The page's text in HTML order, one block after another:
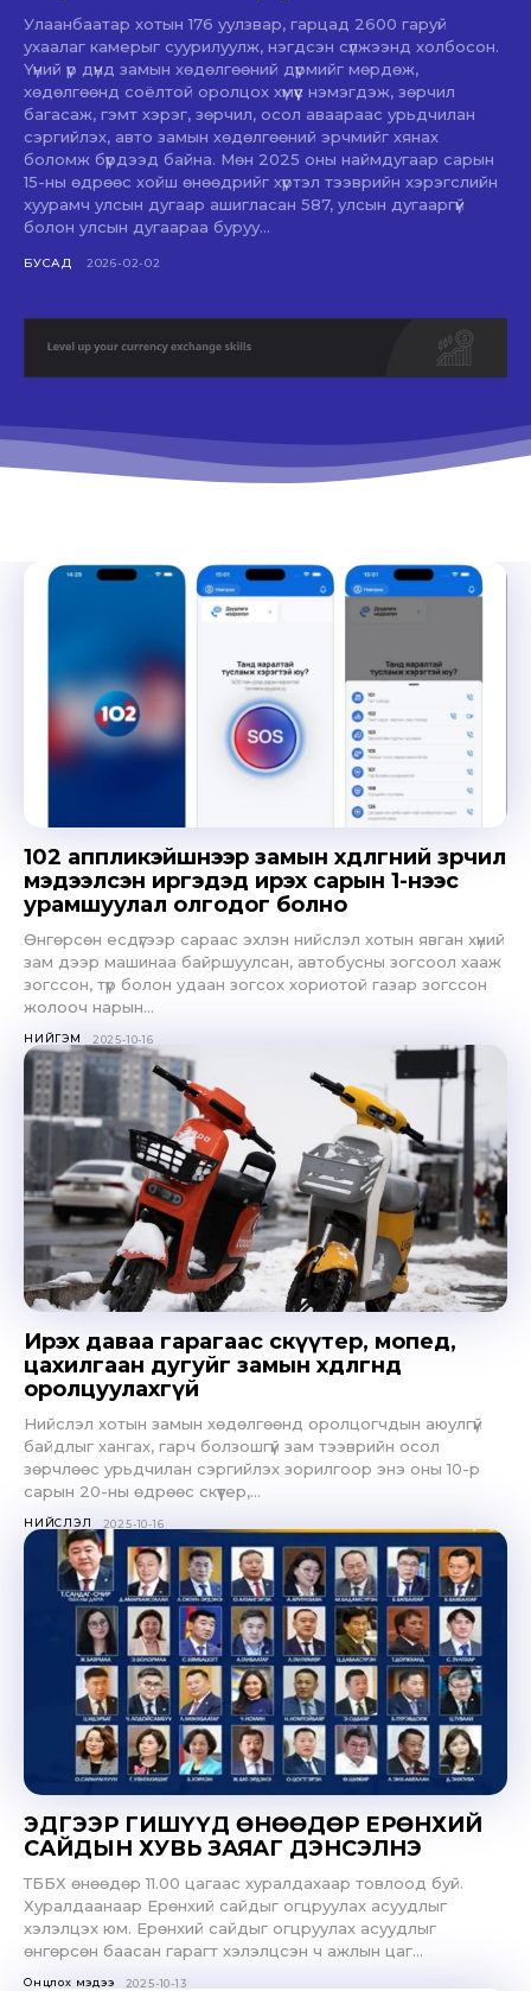
Улаанбаатар хотын 176 уулзвар, гарцад 2600 гаруй
ухаалаг камерыг суурилуулж, нэгдсэн сүлжээнд холбосон.
Үүний үр дүнд замын хөдөлгөөний дүрмийг мөрдөж,
хөдөлгөөнд соёлтой оролцох хүмүүс нэмэгдэж, зөрчил
багасаж, гэмт хэрэг, зөрчил, осол аваараас урьдчилан
сэргийлэх, авто замын хөдөлгөөний эрчмийг хянах
боломж бүрдээд байна. Мөн 2025 оны наймдугаар сарын
15-ны өдрөөс хойш өнөөдрийг хүртэл тээврийн хэрэгслийн
хуурамч улсын дугаар ашигласан 587, улсын дугааргүй
болон улсын дугаараа буруу...
БУСАД 2026-02-02
102 аппликэйшнээр замын хөдөлгөөний зөрчил
мэдээлсэн иргэдэд ирэх сарын 1-нээс
урамшуулал олгодог болно
Өнгөрсөн есдүгээр сараас эхлэн нийслэл хотын явган хүний
зам дээр машинаа байршуулсан, автобусны зогсоол хааж
зогссон, түр болон удаан зогсох хориотой газар зогссон
жолооч нарын...
НИЙГЭМ 2025-10-16
Ирэх даваа гарагаас скүүтер, мопед,
цахилгаан дугуйг замын хөдөлгөөнд
оролцуулахгүй
Нийслэл хотын замын хөдөлгөөнд оролцогчдын аюулгүй
байдлыг хангах, гарч болзошгүй зам тээврийн осол
зөрчлөөс урьдчилан сэргийлэх зорилгоор энэ оны 10-р
сарын 20-ны өдрөөс скүүтер,...
НИЙСЛЭЛ 2025-10-16
ЭДГЭЭР ГИШҮҮД ӨНӨӨДӨР ЕРӨНХИЙ
САЙДЫН ХУВЬ ЗАЯАГ ДЭНСЭЛНЭ
ТББХ өнөөдөр 11.00 цагаас хуралдахаар товлоод буй.
Хуралдаанаар Ерөнхий сайдыг огцруулах асуудлыг
хэлэлцэх юм. Ерөнхий сайдыг огцруулах асуудлыг
өнгөрсөн баасан гарагт хэлэлцсэн ч ажлын цаг...
Онцлох мэдээ 2025-10-13